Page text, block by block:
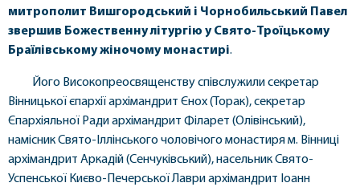
митрополит Вишгородський і Чорнобильський Павел
звершив Божественну літургію у Свято-Троїцькому
Браїлівському жіночому монастирі.
Його Високопреосвященству співслужили секретар
Вінницької єпархії архімандрит Єнох (Торак), секретар
Єпархіяльної Ради архімандрит Філарет (Олівінський),
намісник Свято-Іллінського чоловічого монастиря м. Вінниці
архімандрит Аркадій (Сенчуківський), насельник Свято-
Успенської Києво-Печерської Лаври архімандрит Іоанн